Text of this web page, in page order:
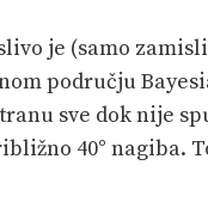
je (samo
području
sve dok nije
40° nagiba.